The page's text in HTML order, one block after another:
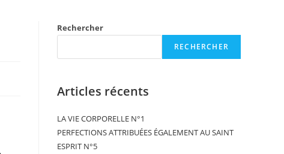
Rechercher
RECHERCHER
Articles récents
LA VIE CORPORELLE N°1
PERFECTIONS ATTRIBUÉES ÉGALEMENT AU SAINT
ESPRIT N°5